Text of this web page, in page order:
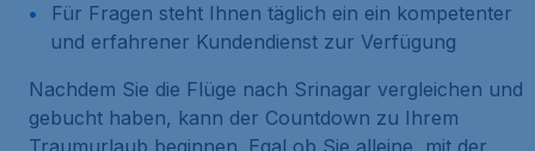
Für Fragen steht Ihnen täglich ein ein kompetenter
und erfahrener Kundendienst zur Verfügung
Nachdem Sie die Flüge nach Srinagar vergleichen und
gebucht haben, kann der Countdown zu Ihrem
Traumurlaub beginnen. Egal ob Sie alleine, mit der